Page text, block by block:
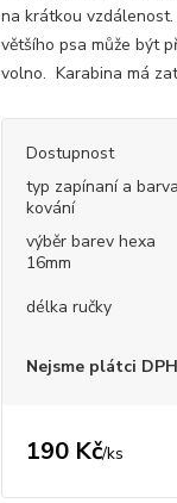
na krátkou
většího psa může být
volno. Karabina má
Dostupnost
typ zapínaní a barva
kování
výběr barev hexa
16mm
délka ručky
Nejsme plátci DPH
190 Kč/ks